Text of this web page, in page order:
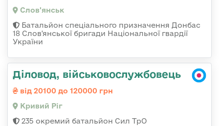
Слов'янськ
Батальйон спеціального призначення Донбас
18 Слов'янської бригади Національної гвардії
України
Діловод, військовослужбовець
від 20100 до 120000 грн
Кривий Ріг
235 окремий батальйон Сил ТрО